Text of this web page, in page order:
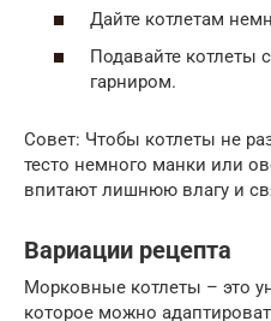
Дайте котлетам
Подавайте
гарниром.
Совет: Чтобы котлеты не
тесто немного манки или
впитают лишнюю влагу и
Вариации рецепта
Морковные котлеты – это
которое можно